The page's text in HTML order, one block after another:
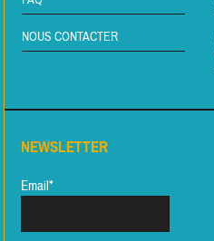
NOUS CONTACTER
NEWSLETTER
Email*